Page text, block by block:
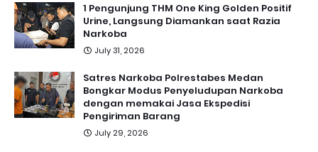
1 Pengunjung THM One King Golden Positif
Urine, Langsung Diamankan saat Razia
Narkoba
July 31, 2026
Satres Narkoba Polrestabes Medan
Bongkar Modus Penyeludupan Narkoba
dengan memakai Jasa Ekspedisi
Pengiriman Barang
July 29, 2026